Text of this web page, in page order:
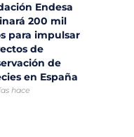
Endesa
200 mil
para impulsar
de
de
en España
hace